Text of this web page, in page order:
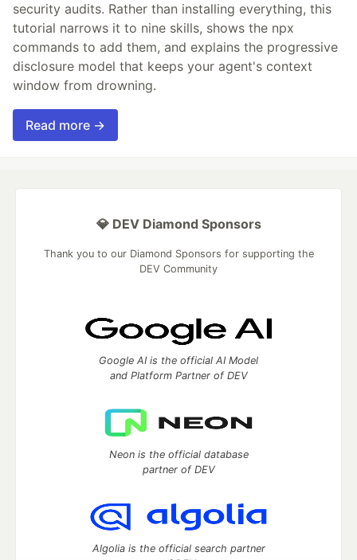
security audits. Rather than installing everything, this
tutorial narrows it to nine skills, shows the npx
commands to add them, and explains the progressive
disclosure model that keeps your agent's context
window from drowning.
Read more →
💎 DEV Diamond Sponsors
Thank you to our Diamond Sponsors for supporting the
DEV Community
Google AI is the official AI Model
and Platform Partner of DEV
Neon is the official database
partner of DEV
Algolia is the official search partner